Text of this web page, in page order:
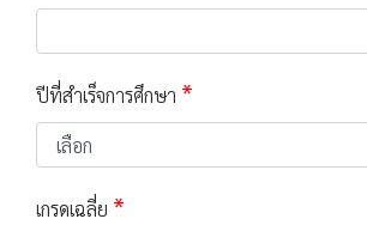
ปีที่สำเร็จการศึกษา *
เกรดเฉลี่ย *